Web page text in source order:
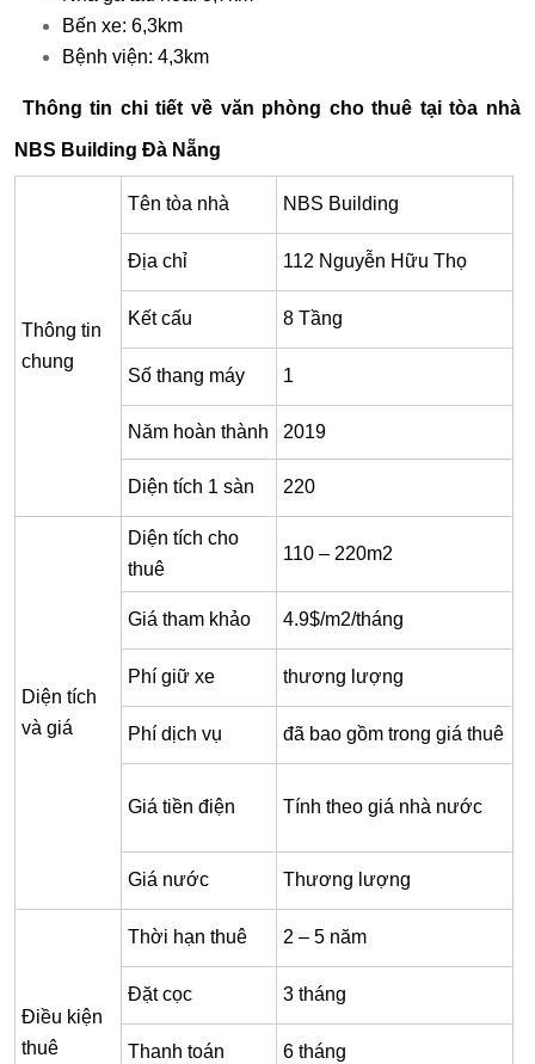
Bến xe: 6,3km
Bệnh viện: 4,3km
Thông tin chi tiết về văn phòng cho thuê tại tòa nhà
NBS Building Đà Nẵng
Thông tin
chung
Tên tòa nhà NBS Building
Địa chỉ 112 Nguyễn Hữu Thọ
Kết cấu 8 Tầng
Số thang máy 1
Năm hoàn thành 2019
Diện tích 1 sàn 220
Diện tích
và giá
Diện tích cho
thuê
110 – 220m2
Giá tham khảo 4.9$/m2/tháng
Phí giữ xe thương lượng
Phí dịch vụ đã bao gồm trong giá thuê
Giá tiền điện Tính theo giá nhà nước
Giá nước Thương lượng
Điều kiện
thuê
Thời hạn thuê 2 – 5 năm
Đặt cọc 3 tháng
Thanh toán 6 tháng